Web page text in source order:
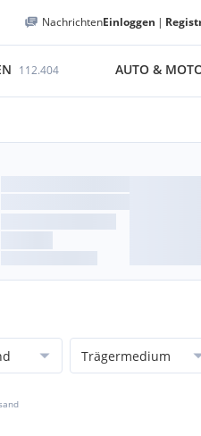
NachrichtenEinloggen |
112.404 AUTO &
Trägermedium